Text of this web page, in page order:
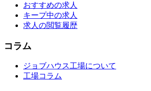
おすすめの求人
キープ中の求人
求人の閲覧履歴
コラム
ジョブハウス工場について
工場コラム